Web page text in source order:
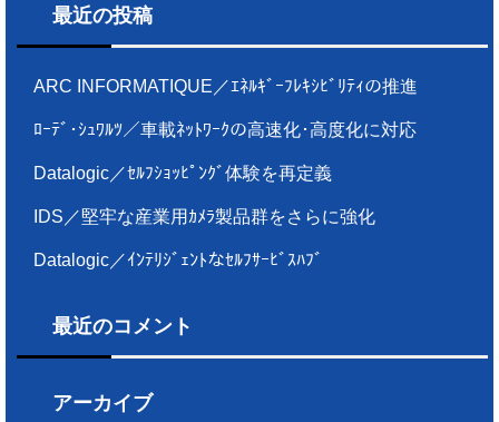
最近の投稿
ARC INFORMATIQUE／ｴﾈﾙｷﾞｰﾌﾚｷｼﾋﾞﾘﾃｨの推進
ﾛｰﾃﾞ･ｼｭﾜﾙﾂ／車載ﾈｯﾄﾜｰｸの高速化･高度化に対応
Datalogic／ｾﾙﾌｼｮｯﾋﾟﾝｸﾞ体験を再定義
IDS／堅牢な産業用ｶﾒﾗ製品群をさらに強化
Datalogic／ｲﾝﾃﾘｼﾞｪﾝﾄなｾﾙﾌｻｰﾋﾞｽﾊﾌﾞ
最近のコメント
アーカイブ